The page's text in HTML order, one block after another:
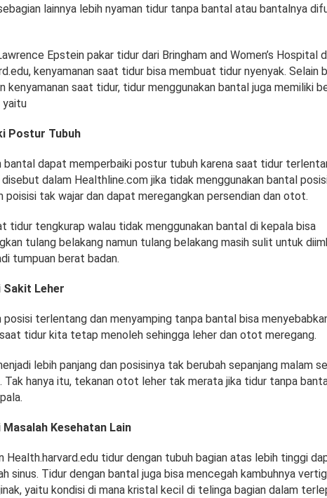
lainnya lebih nyaman tidur tanpa bantal atau bantalnya
Epstein pakar tidur dari Bringham and Women’s Hospital
kenyamanan saat tidur bisa membuat tidur nyenyak. Selain
kenyamanan saat tidur, tidur menggunakan bantal juga memiliki
yaitu
Postur Tubuh
bantal dapat memperbaiki postur tubuh karena saat tidur
dalam Healthline.com jika tidak menggunakan bantal
poisisi tak wajar dan dapat meregangkan persendian dan otot.
tidur tengkurap walau tidak menggunakan bantal di kepala bisa
tulang belakang namun tulang belakang masih sulit untuk
tumpuan berat badan.
Sakit Leher
posisi terlentang dan menyamping tanpa bantal bisa
tidur kita tetap menoleh sehingga leher dan otot meregang.
lebih panjang dan posisinya tak berubah sepanjang malam
Tak hanya itu, tekanan otot leher tak merata jika tidur tanpa
Kesehatan Lain
Health.harvard.edu tidur dengan tubuh bagian atas lebih tinggi
sinus. Tidur dengan bantal juga bisa mencegah kambuhnya
yaitu kondisi di mana kristal kecil di telinga bagian dalam